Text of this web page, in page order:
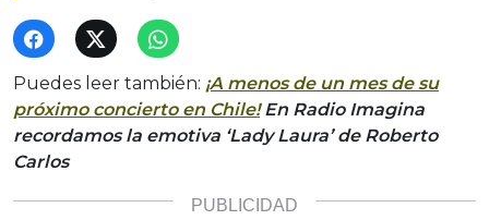
Puedes leer también: ¡A menos de un mes de su
próximo concierto en Chile!En Radio Imagina
recordamos la emotiva ‘Lady Laura’ de Roberto
Carlos